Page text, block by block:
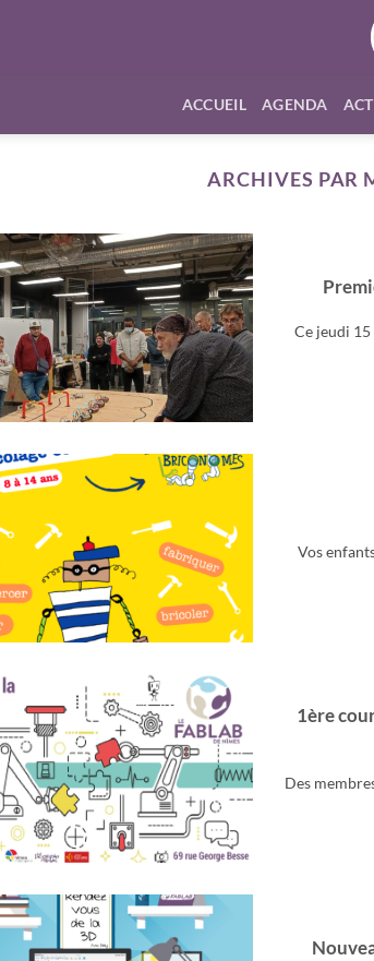
ACCUEIL AGENDA
ARCHIVES PAR
Ce jeudi
Vos
1ère
Des